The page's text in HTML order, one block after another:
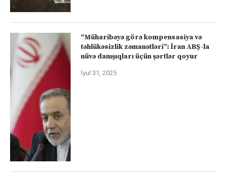
“Müharibəyə görə kompensasiya və
təhlükəsizlik zəmanətləri”: İran ABŞ-la
nüvə danışıqları üçün şərtlər qoyur
İyul 31, 2025